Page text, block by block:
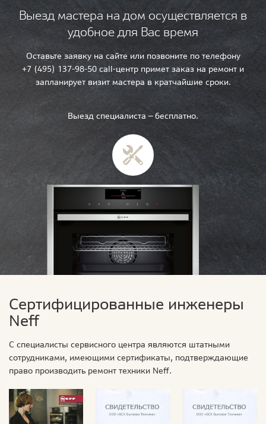
Выезд мастера на дом осуществляется в
удобное для Вас время
Оставьте заявку на сайте или позвоните по телефону
+7 (495) 137-98-50 call-центр примет заказ на ремонт и
запланирует визит мастера в кратчайшие сроки.
Выезд специалиста — бесплатно.
Сертифицированные инженеры
Neff
С специалисты сервисного центра являются штатными
сотрудниками, имеющими сертификаты, подтверждающие
право производить ремонт техники Neff.